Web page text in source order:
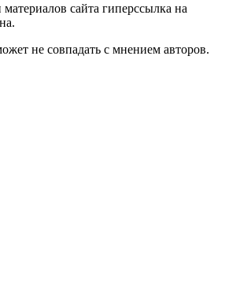
сайта гиперссылка на
не совпадать с мнением авторов.